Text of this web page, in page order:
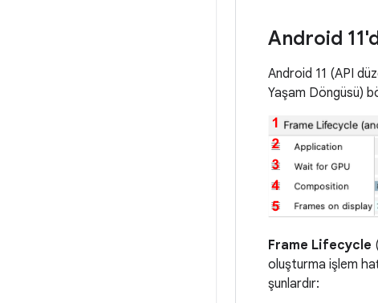
Android
Android 11 (API
Yaşam Döngüsü)
Frame Lifecycle
oluşturma işlem
şunlardır: